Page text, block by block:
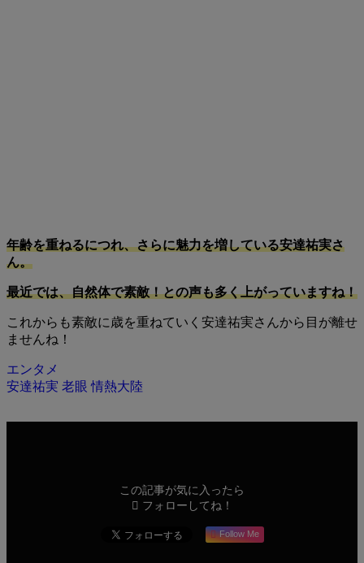
年齢を重ねるにつれ、さらに魅力を増している安達祐実さ
ん。
最近では、自然体で素敵！との声も多く上がっていますね！
これからも素敵に歳を重ねていく安達祐実さんから目が離せ
ませんね！
エンタメ
安達祐実 老眼情熱大陸
この記事が気に入ったら
フォローしてね！
Follow Me